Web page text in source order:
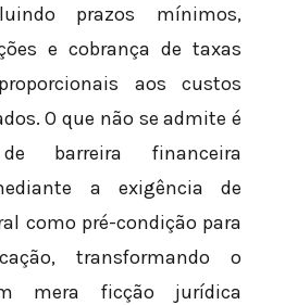
prazos mínimos,
e cobrança de taxas
aos custos
O que não se admite é
barreira financeira
a exigência de
como pré-condição para
transformando o
mera ficção jurídica